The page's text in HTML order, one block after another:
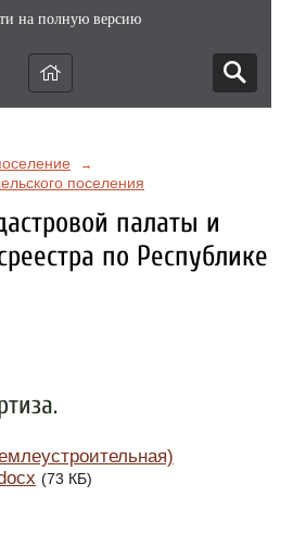
на полную версию
→
поселения
палаты и
по Республике
(73 КБ)